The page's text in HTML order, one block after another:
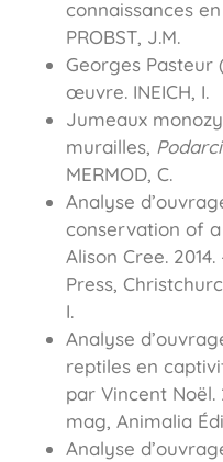
connaissances en
PROBST, J.M.
Georges Pasteur
œuvre. INEICH, I.
Jumeaux
murailles,
MERMOD, C.
Analyse
conservation of
Alison Cree.
Press,
I.
Analyse
reptiles en
par Vincent Noël.
mag, Animalia
Analyse